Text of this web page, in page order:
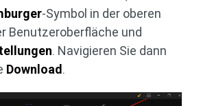
-Symbol in der oberen
Benutzeroberfläche und
. Navigieren Sie dann
Download .